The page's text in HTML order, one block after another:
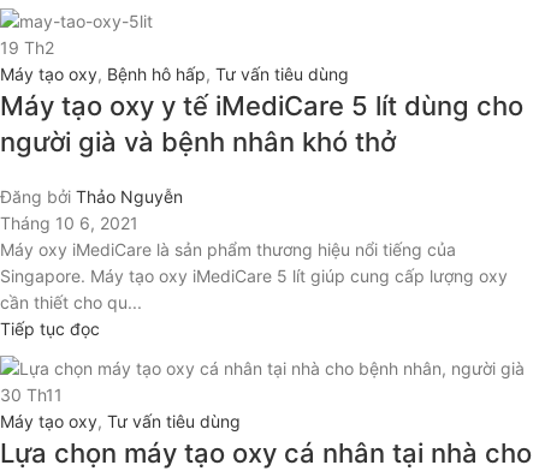
19 Th2
Máy tạo oxy, Bệnh hô hấp, Tư vấn tiêu dùng
Máy tạo oxy y tế iMediCare 5 lít dùng cho
người già và bệnh nhân khó thở
Đăng bởi Thảo Nguyễn
Tháng 10 6, 2021
Máy oxy iMediCare là sản phẩm thương hiệu nổi tiếng của
Singapore. Máy tạo oxy iMediCare 5 lít giúp cung cấp lượng oxy
cần thiết cho qu...
Tiếp tục đọc
30 Th11
Máy tạo oxy, Tư vấn tiêu dùng
Lựa chọn máy tạo oxy cá nhân tại nhà cho